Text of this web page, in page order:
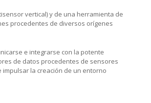
vertical) y de una herramienta de
procedentes de diversos orígenes
e integrarse con la potente
de datos procedentes de sensores
la creación de un entorno